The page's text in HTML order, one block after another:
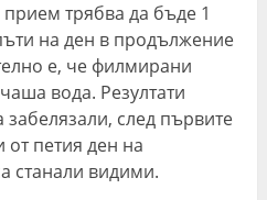
трябва да бъде 1
на ден в продължение
е, че филмирани
вода. Резултати
след първите
петия ден на
станали видими.